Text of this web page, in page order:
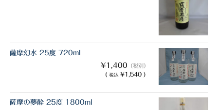
薩摩酒造
薩摩幻水 25度 720ml
¥1,400 （税別）
( 税込 ¥1,540 )
薩摩の夢酔 25度 1800ml